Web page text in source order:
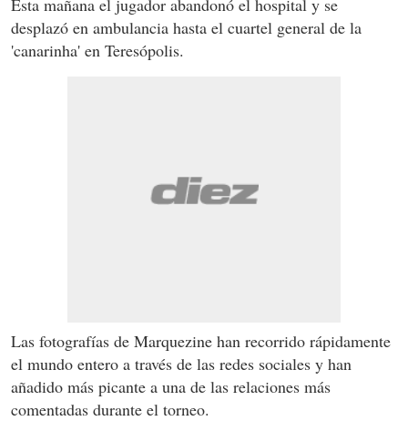
desplazó en ambulancia hasta el cuartel general de la
'canarinha' en Teresópolis.
Las fotografías de Marquezine han recorrido rápidamente
el mundo entero a través de las redes sociales y han
añadido más picante a una de las relaciones más
comentadas durante el torneo.